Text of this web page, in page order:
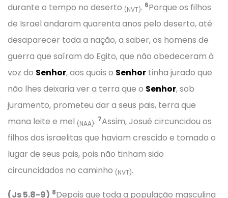
durante o tempo no deserto (NVT). 6Porque os filhos
de Israel andaram quarenta anos pelo deserto, até
desaparecer toda a nação, a saber, os homens de
guerra que saíram do Egito, que não obedeceram à
voz do Senhor, aos quais o Senhor tinha jurado que
não lhes deixaria ver a terra que o Senhor, sob
juramento, prometeu dar a seus pais, terra que
mana leite e mel (NAA). 7Assim, Josué circuncidou os
filhos dos israelitas que haviam crescido e tomado o
lugar de seus pais, pois não tinham sido
circuncidados no caminho (NVT).
(Js 5.8-9) 8Depois que toda a população masculina